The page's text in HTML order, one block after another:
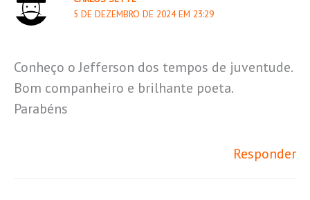
5 DE DEZEMBRO DE 2024 EM 23:29
Conheço o Jefferson dos tempos de juventude.
Bom companheiro e brilhante poeta.
Parabéns
Responder